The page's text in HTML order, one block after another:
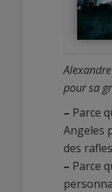
pour sa
– Parce
Angeles
des
– Parce